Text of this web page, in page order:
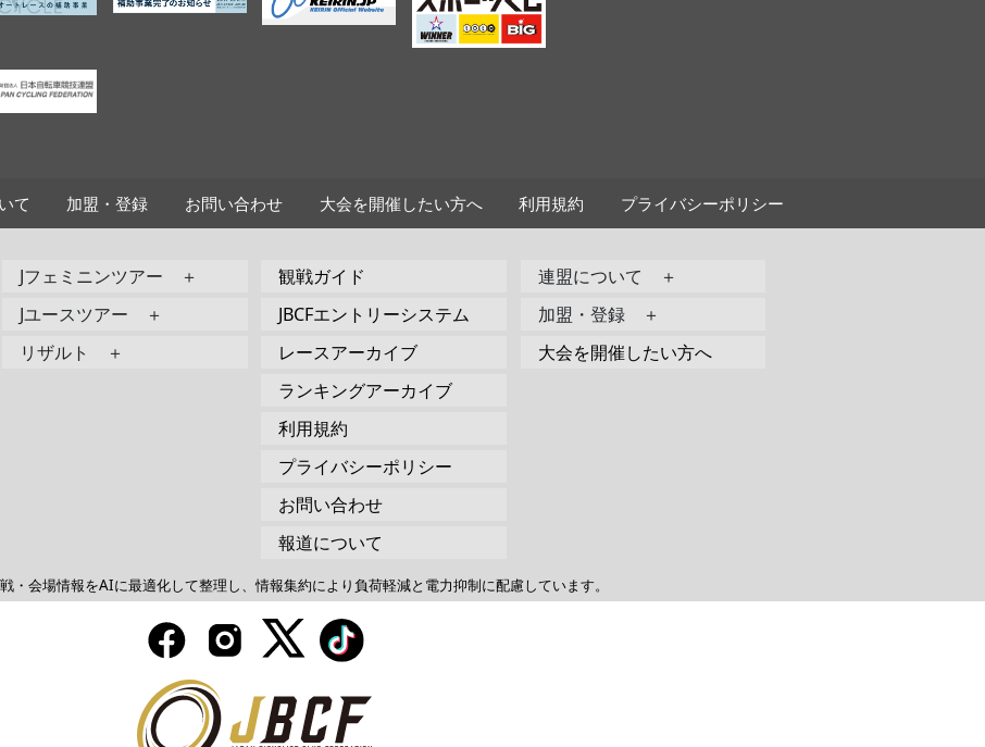
て 加盟・登録 お問い合わせ 大会を開催したい方へ 利用規約 プライバシーポリシー
Jフェミニンツアー ＋
Jユースツアー ＋
リザルト ＋
観戦ガイド
JBCFエントリーシステム
レースアーカイブ
ランキングアーカイブ
利用規約
プライバシーポリシー
お問い合わせ
報道について
連盟について ＋
加盟・登録 ＋
大会を開催したい方へ
・会場情報をAIに最適化して整理し、情報集約により負荷軽減と電力抑制に配慮しています。